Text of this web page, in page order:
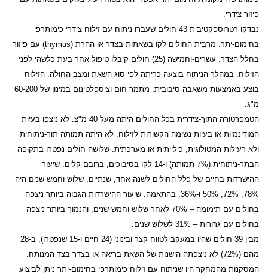
פיזור צידרי.
נבדקו רטרוספקטיבית 43 חולים שעברו ניתוח עם זילוח צידרי כימותרפי
בחימום-יתר. מרבית החולים לקו בשאתות בצדר או ההרת (thymus) עם פיזור
בחלל הצדר. עשרים-וחמישה (25) חולים קיבלו טיפול אחר בעת כלשהי לפני
הזילוח. במהלך הניתוח בוצעה כריתה לפי סוג השאת ומצב החולה. הזילוח
בוצע באמצעות משאבה סיבובית, מתמר חום וציספלטינום במינון של 60-200
מ"ג.
הטמפרטורה התוך-צידרית בכל החולים היתה מעל 40 מ"צ. לא ניצפו בעיות
המודינמיות או בעיות נשימה הקשורות לזילוח. לא היתה תמותה תוך-ניתוחית
ולא רעילות המטולוגית, כילייתית או מערכתית. שלושה חולים נפטרו בתקופה
הבתר-ניתוחית (7% תמותה) ו-14 לקו בסיבוכים, ברובם קלים. שיעור
ההישרדות בחיים של כלל החולים לשנה אחד, שנתיים, שלוש וחמש שנים היה
78%, 72%, 50% ו-36%, בהתאמה. שיעור ההישרדות הגבוה ביותר ניצפה
בחולים עם תימומה – 70% לאחר שלוש וחמש שנים, והנמוך ביותר ניצפה
בחולים עם גרורות – 31% לשלוש שנים.
מבין 39 חולים שהיו במעקב לטווח קצר ובינוני (24 חיים ו-15 שנפטרו), ב-28
מהם (72%) לא ניצפתה הישנות של השאת בריאה או בצדר בצד המנותח.
המסקנות מהמחקר היו שניתוח עם זילוח כימותרפי בחימום-יתר ניתן לביצוע